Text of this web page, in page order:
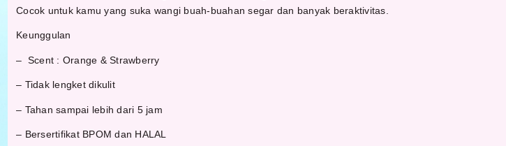
Cocok untuk kamu yang suka wangi buah-buahan segar dan banyak beraktivitas.
Keunggulan
– Scent : Orange & Strawberry
– Tidak lengket dikulit
– Tahan sampai lebih dari 5 jam
– Bersertifikat BPOM dan HALAL